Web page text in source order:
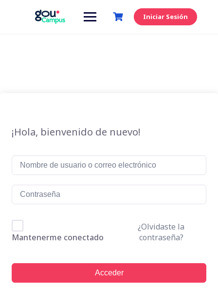
Iniciar Sesión
¡Hola, bienvenido de nuevo!
Mantenerme conectado
¿Olvidaste la
contraseña?
Acceder